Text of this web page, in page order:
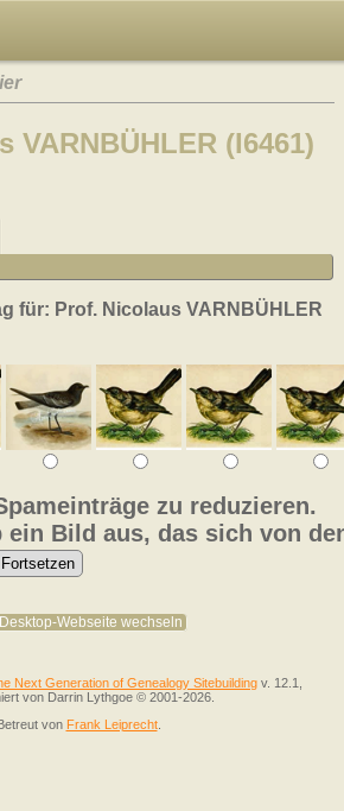
VARNBÜHLER (I6461)
für: Prof. Nicolaus VARNBÜHLER
zu reduzieren.
ein Bild aus, das sich von
Webseite wechseln
Next Generation of Genealogy Sitebuilding v. 12.1,
von Darrin Lythgoe © 2001-2026.
von Frank Leiprecht.